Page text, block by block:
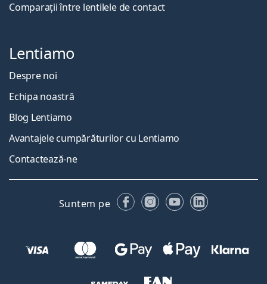
Comparații între lentilele de contact
Lentiamo
Despre noi
Echipa noastră
Blog Lentiamo
Avantajele cumpărăturilor cu Lentiamo
Contactează-ne
Suntem pe FacebookInstagram
YouTubeLinkedIn